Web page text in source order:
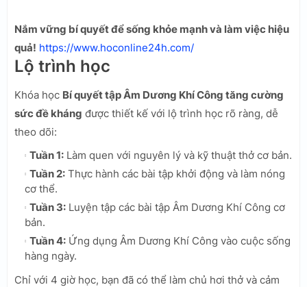
Nắm vững bí quyết để sống khỏe mạnh và làm việc hiệu
quả! https://www.hoconline24h.com/
Lộ trình học
Khóa học Bí quyết tập Âm Dương Khí Công tăng cường
sức đề kháng được thiết kế với lộ trình học rõ ràng, dễ
theo dõi:
Tuần 1: Làm quen với nguyên lý và kỹ thuật thở cơ bản.
Tuần 2: Thực hành các bài tập khởi động và làm nóng
cơ thể.
Tuần 3: Luyện tập các bài tập Âm Dương Khí Công cơ
bản.
Tuần 4: Ứng dụng Âm Dương Khí Công vào cuộc sống
hàng ngày.
Chỉ với 4 giờ học, bạn đã có thể làm chủ hơi thở và cảm